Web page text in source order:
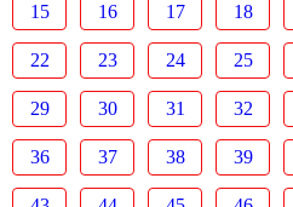
15 16 17 18
22 23 24 25
29 30 31 32
36 37 38 39